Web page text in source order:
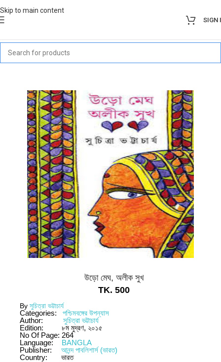
Skip to main content
SIGN
উড়ো মেঘ, অলীক সুখ
TK. 500
By সুচিত্রা ভট্টাচার্য
Categories:
পশ্চিমবঙ্গের উপন্যাস
Author:
সুচিত্রা ভট্টাচার্য
Edition:
৮ম মুদ্রণ, ২০১৫
No Of Page: 264
Language:
BANGLA
Publisher:
আনন্দ পাবলিশার্স (ভারত)
Country:
ভারত